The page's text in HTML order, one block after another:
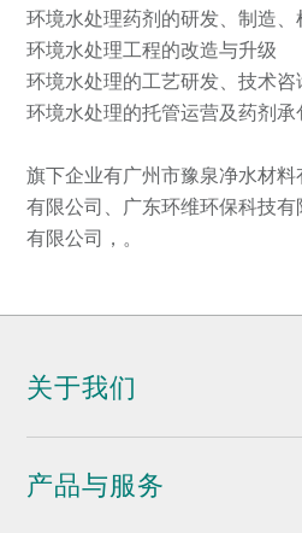
环境水处理药剂的研发、制造、
环境水处理工程的改造与升级
环境水处理的工艺研发、技术咨
环境水处理的托管运营及药剂承
旗下企业有广州市豫泉净水材
有限公司、广东环维环保科技
有限公司，。
关于我们
产品与服务